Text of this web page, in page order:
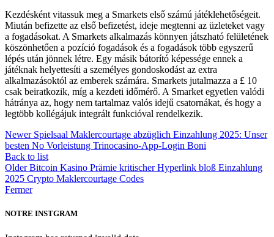
Kezdésként vitassuk meg a Smarkets első számú játéklehetőségeit.
Miután befizette az első befizetést, ideje megtenni az üzleteket vagy
a fogadásokat. A Smarkets alkalmazás könnyen játszható felületének
köszönhetően a pozíció fogadások és a fogadások több egyszerű
lépés után jönnek létre. Egy másik bátorító képessége ennek a
játéknak helyettesíti a személyes gondoskodást az extra
alkalmazásoktól az emberek számára. Smarkets jutalmazza a £ 10
csak beiratkozik, míg a kezdeti időmérő. A Smarket egyetlen valódi
hátránya az, hogy nem tartalmaz valós idejű csatornákat, és hogy a
legtöbb kollégájuk integrált funkcióval rendelkezik.
Newer Spielsaal Maklercourtage abzüglich Einzahlung 2025: Unser
besten No Vorleistung Trinocasino-App-Login Boni
Back to list
Older Bitcoin Kasino Prämie kritischer Hyperlink bloß Einzahlung
2025 Crypto Maklercourtage Codes
Fermer
NOTRE INSTGRAM